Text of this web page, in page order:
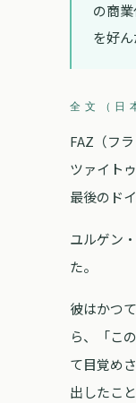
の商
を好ん
全文（日
FAZ（フ
ツァイト
最後のド
ユルゲン
た。
彼はかつ
ら、「こ
て目覚め
出したこ